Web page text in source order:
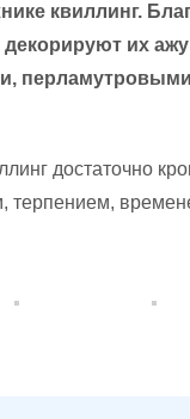
квиллинг.
их
достаточно
терпением,